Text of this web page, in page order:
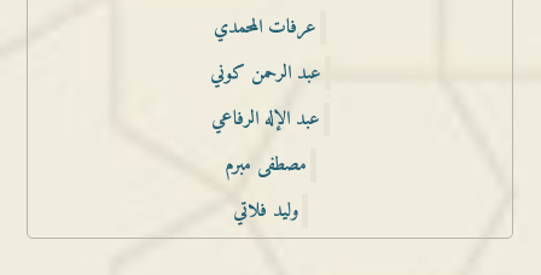
عرفات المحمدي
عبد الرحمن كوني
عبد الإله الرفاعي
مصطفى مبرم
وليد فلاتي